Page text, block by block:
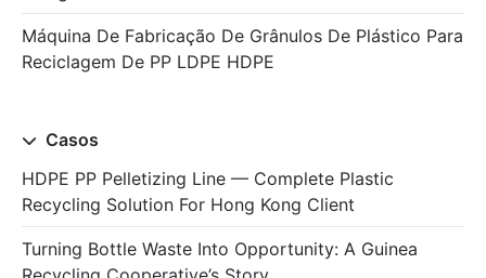
Máquina De Fabricação De Grânulos De Plástico Para
Reciclagem De PP LDPE HDPE
Casos
HDPE PP Pelletizing Line — Complete Plastic
Recycling Solution For Hong Kong Client
Turning Bottle Waste Into Opportunity: A Guinea